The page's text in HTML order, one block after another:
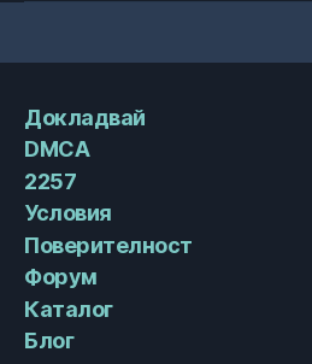
Докладвай
DMCA
2257
Условия
Поверителност
Форум
Каталог
Блог